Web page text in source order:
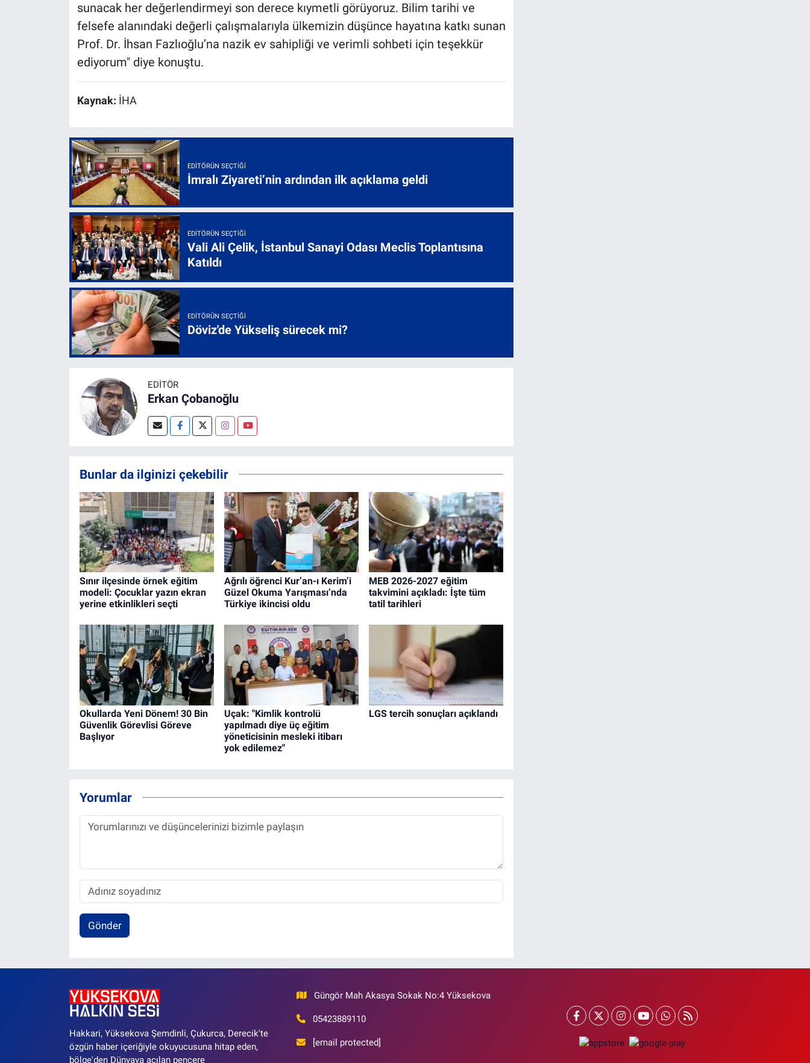
sunacak her değerlendirmeyi son derece kıymetli görüyoruz. Bilim tarihi ve
felsefe alanındaki değerli çalışmalarıyla ülkemizin düşünce hayatına katkı sunan
Prof. Dr. İhsan Fazlıoğlu’na nazik ev sahipliği ve verimli sohbeti için teşekkür
ediyorum" diye konuştu.
Kaynak: İHA
EDITÖRÜN SEÇTIĞI
İmralı Ziyareti’nin ardından ilk açıklama geldi
EDITÖRÜN SEÇTIĞI
Vali Ali Çelik, İstanbul Sanayi Odası Meclis Toplantısına
Katıldı
EDITÖRÜN SEÇTIĞI
Döviz'de Yükseliş sürecek mi?
EDITÖR
Erkan Çobanoğlu
Bunlar da ilginizi çekebilir
Sınır ilçesinde örnek eğitim
modeli: Çocuklar yazın ekran
yerine etkinlikleri seçti
Ağrılı öğrenci Kur’an-ı Kerim’i
Güzel Okuma Yarışması’nda
Türkiye ikincisi oldu
MEB 2026-2027 eğitim
takvimini açıkladı: İşte tüm
tatil tarihleri
Okullarda Yeni Dönem! 30 Bin
Güvenlik Görevlisi Göreve
Başlıyor
Uçak: "Kimlik kontrolü
yapılmadı diye üç eğitim
yöneticisinin mesleki itibarı
yok edilemez"
LGS tercih sonuçları açıklandı
Yorumlar
Gönder
Hakkari, Yüksekova Şemdinli, Çukurca, Derecik'te
özgün haber içeriğiyle okuyucusuna hitap eden,
bölge'den Dünyaya açılan pencere
Güngör Mah Akasya Sokak No:4 Yüksekova
05423889110
[email protected]